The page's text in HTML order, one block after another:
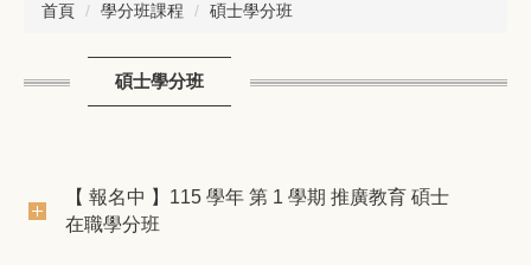
首頁
學分班課程 碩士學分班
碩士學分班
【 報名中 】115 學年 第 1 學期 推廣教育 碩士
在職學分班